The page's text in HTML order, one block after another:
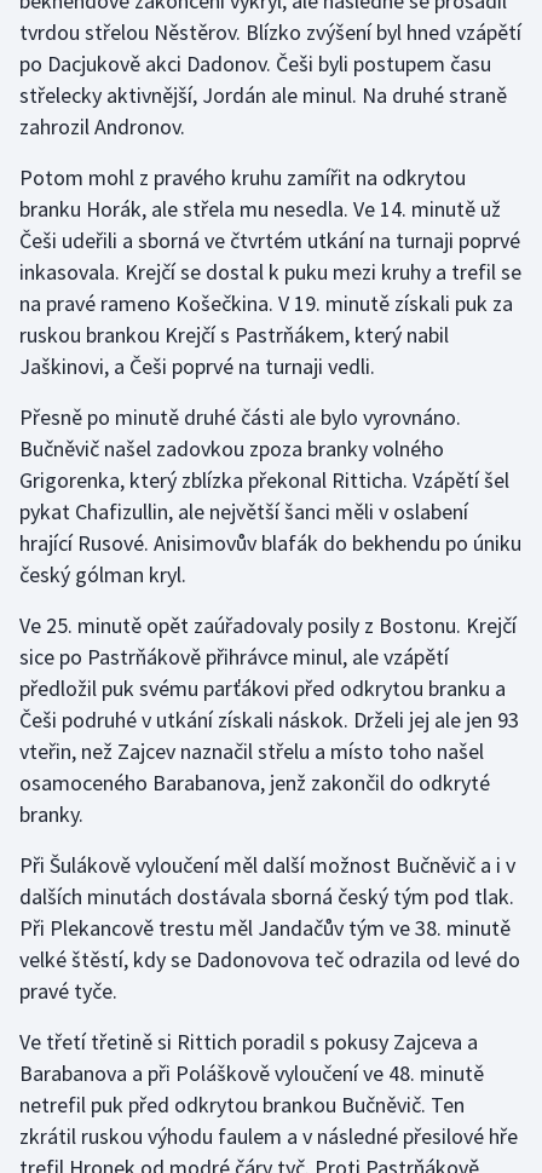
Sportovní střelba
Stolní tenis
Veslování
Vodní slalom
Volejbal
tvrdou střelou Něstěrov. Blízko zvýšení byl hned vzápětí
po Dacjukově akci Dadonov. Češi byli postupem času
střelecky aktivnější, Jordán ale minul. Na druhé straně
zahrozil Andronov.
Potom mohl z pravého kruhu zamířit na odkrytou
branku Horák, ale střela mu nesedla. Ve 14. minutě už
Češi udeřili a sborná ve čtvrtém utkání na turnaji poprvé
inkasovala. Krejčí se dostal k puku mezi kruhy a trefil se
na pravé rameno Košečkina. V 19. minutě získali puk za
ruskou brankou Krejčí s Pastrňákem, který nabil
Jaškinovi, a Češi poprvé na turnaji vedli.
Přesně po minutě druhé části ale bylo vyrovnáno.
Bučněvič našel zadovkou zpoza branky volného
Grigorenka, který zblízka překonal Ritticha. Vzápětí šel
pykat Chafizullin, ale největší šanci měli v oslabení
hrající Rusové. Anisimovův blafák do bekhendu po úniku
český gólman kryl.
Ve 25. minutě opět zaúřadovaly posily z Bostonu. Krejčí
sice po Pastrňákově přihrávce minul, ale vzápětí
předložil puk svému parťákovi před odkrytou branku a
Češi podruhé v utkání získali náskok. Drželi jej ale jen 93
vteřin, než Zajcev naznačil střelu a místo toho našel
osamoceného Barabanova, jenž zakončil do odkryté
branky.
Při Šulákově vyloučení měl další možnost Bučněvič a i v
dalších minutách dostávala sborná český tým pod tlak.
Při Plekancově trestu měl Jandačův tým ve 38. minutě
velké štěstí, kdy se Dadonovova teč odrazila od levé do
pravé tyče.
Ve třetí třetině si Rittich poradil s pokusy Zajceva a
Barabanova a při Poláškově vyloučení ve 48. minutě
netrefil puk před odkrytou brankou Bučněvič. Ten
zkrátil ruskou výhodu faulem a v následné přesilové hře
trefil Hronek od modré čáry tyč. Proti Pastrňákově